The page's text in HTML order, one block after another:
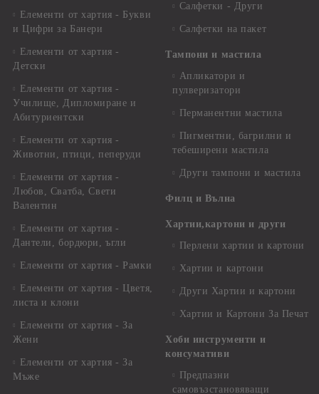
Елементи от хартия - Букви
и Цифри за Банери
Елементи от хартия -
Детски
Елементи от хартия -
Училище, Дипломиране и
Абитуриентски
Елементи от хартия -
Животни, птици, пеперуди
Елементи от хартия -
Любов, Сватба, Свети
Валентин
Елементи от хартия -
Дантели, бордюри, ъгли
Елементи от хартия - Рамки
Елементи от хартия - Цветя,
листа и клони
Елементи от хартия - За
Жени
Елементи от хартия - За
Мъже
Салфетки - Други
Салфетки на пакет
Тампони и мастила
Апликатори и
пулверизатори
Перманентни мастила
Пигментни, багрилни и
тебеширени мастила
Други тампони и мастила
Филц и Вълна
Хартии,картони и други
Перлени хартии и картони
Хартии и картони
Други Хартии и картони
Хартии и Картони За Печат
Хоби инструменти и
консумативи
Предпазни
самовъзстановяващи